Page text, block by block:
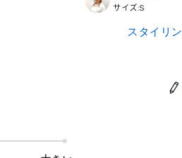
サイズ:S
スタイリ